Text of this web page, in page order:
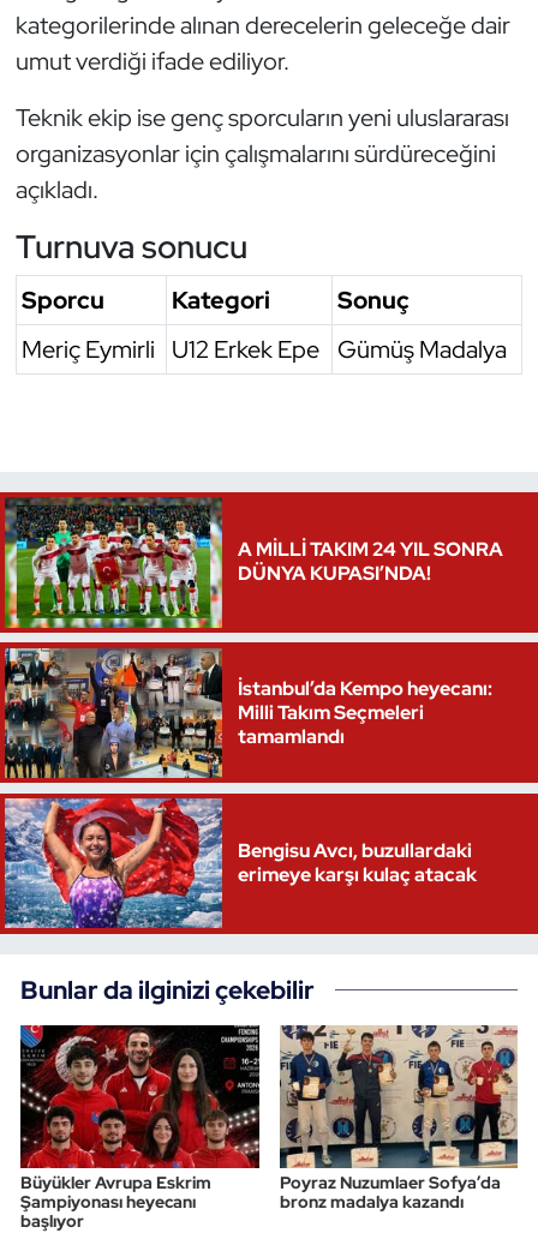
kategorilerinde alınan derecelerin geleceğe dair
umut verdiği ifade ediliyor.
Teknik ekip ise genç sporcuların yeni uluslararası
organizasyonlar için çalışmalarını sürdüreceğini
açıkladı.
Turnuva sonucu
Sporcu Kategori
Sonuç
Meriç Eymirli
U12 Erkek Epe Gümüş Madalya
A MİLLİ TAKIM 24 YIL SONRA
DÜNYA KUPASI’NDA!
İstanbul’da Kempo heyecanı:
Milli Takım Seçmeleri
tamamlandı
Bengisu Avcı, buzullardaki
erimeye karşı kulaç atacak
Bunlar da ilginizi çekebilir
Büyükler Avrupa Eskrim
Şampiyonası heyecanı
başlıyor
Poyraz Nuzumlaer Sofya’da
bronz madalya kazandı
Triatlon
Voleybol
Vücut Geliştirme Fitness
Yelken
Yüzme